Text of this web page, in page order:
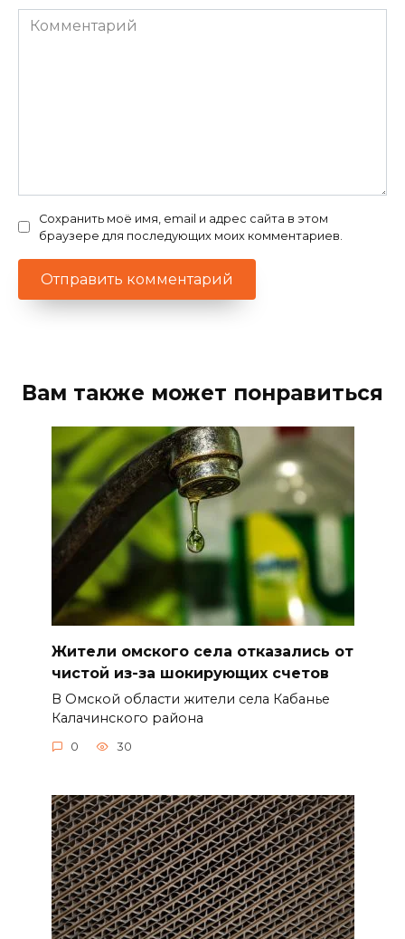
Комментарий
Сохранить моё имя, email и адрес сайта в этом
браузере для последующих моих комментариев.
Вам также может понравиться
Жители омского села отказались от
чистой из-за шокирующих счетов
В Омской области жители села Кабанье
Калачинского района
0 30